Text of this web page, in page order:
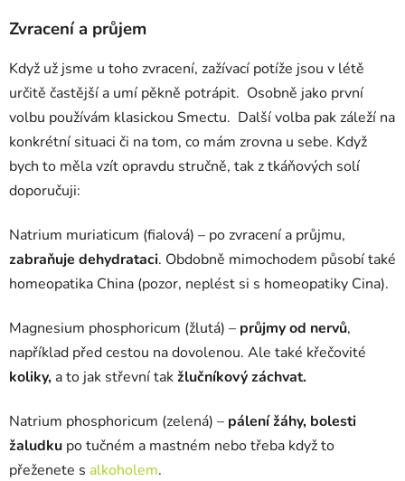
Zvracení a průjem
Když už jsme u toho zvracení, zažívací potíže jsou v létě
určitě častější a umí pěkně potrápit. Osobně jako první
volbu používám klasickou Smectu. Další volba pak záleží na
konkrétní situaci či na tom, co mám zrovna u sebe. Když
bych to měla vzít opravdu stručně, tak z tkáňových solí
doporučuji:
Natrium muriaticum (fialová) – po zvracení a průjmu,
zabraňuje dehydrataci. Obdobně mimochodem působí také
homeopatika China (pozor, neplést si s homeopatiky Cina).
Magnesium phosphoricum (žlutá) – průjmy od nervů,
například před cestou na dovolenou. Ale také křečovité
koliky, a to jak střevní takžlučníkový záchvat.
Natrium phosphoricum (zelená) – pálení žáhy, bolesti
žaludku po tučném a mastném nebo třeba když to
přeženete s alkoholem.